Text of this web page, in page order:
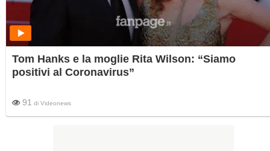
Tom Hanks e la moglie Rita Wilson: “Siamo
positivi al Coronavirus”
91 di Videonews